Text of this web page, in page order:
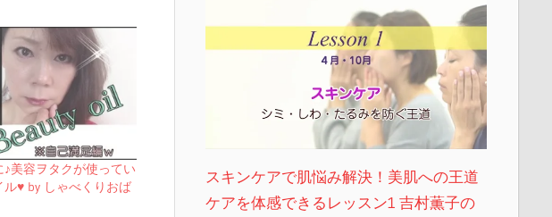
美容ヲタクが使ってい
ル♥ by しゃべくりおば
スキンケアで肌悩み解決！美肌への王道
ケアを体感できるレッスン1 吉村薫子の